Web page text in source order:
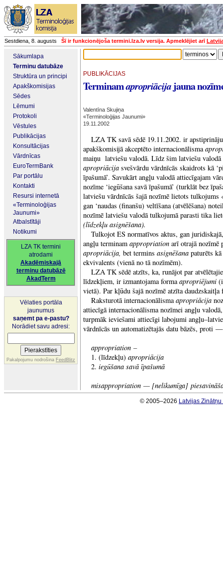
Sestdiena, 8. augusts Šī ir funkcionējoša termini.lza.lv versija. Apmeklējiet arī
Sākumlapa
Terminu datubāze
Struktūra un principi
Apakškomisijas
Sēdes
Lēmumi
Protokoli
Vēstules
Publikācijas
Konsultācijas
Vārdnīcas
EuroTermBank
Par portālu
Kontakti
Resursi internetā
«Terminoloģijas
Jaunumi»
Atbalstītāji
Notikumi
LZA TK termini
atrodami
Akadēmiskajā
terminu datubāzē
AkadTerm
Vēlaties portāla
jaunumus
saņemt pa e-pastu?
Norādiet savu adresi:
Pakalpojumu nodrošina FeedBlitz
PUBLIKĀCIJAS
Terminamapropriācijajauna
Valentīna Skujiņa
«Terminoloģijas Jaunumi»
19.11.2002
LZA TK savā sēdē 19.11.2002. ir
apakškomisijā akceptēto internacionālisma
maiņu latviešu valodā. Līdz šim latviešu valodā
apropriācija svešvārdu vārdnīcās skaidrots kā
īpašumā’. Savukārt angļu valodā attiecīgajam
nozīme ‘iegūšana savā īpašumā’ (turklāt bez
latviešu vārdnīcās šajā nozīmē lietots tulkojums
gan ‘naudas (finanšu) veltīšana (atvēlēšana)
nozīmē latviešu valodā tulkojumā parasti tika
(līdzekļu asignēšana).
Tulkojot ES normatīvos aktus, gan
angļu terminam appropriation arī otrajā nozīmē
apropriācija, bet termins asignēšana paturēts
ekvivalents (vienā no tā nozīmēm).
LZA TK sēdē atzīts, ka, runājot par
līdzekļiem, ir izmantojama formaapropriējumi
vietā). Par kļūdu šajā nozīmē atzīta daudzskaitļa
Raksturotā internacionālismaapropriācija
attiecīgā internacionālisma nozīmei angļu
turpmāk ieviešami attiecīgi labojumi
vārdnīcās un automatizētajās datu bāzēs, proti
appropriation –
1. (līdzekļu) apropriācija
2. iegūšana savā īpašumā
misappropriation — [nelikumīga]
© 2005–2026 Latvijas